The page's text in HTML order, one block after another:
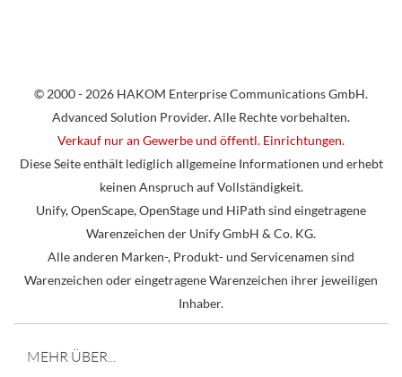
© 2000 - 2026 HAKOM Enterprise Communications GmbH.
Advanced Solution Provider. Alle Rechte vorbehalten.
Verkauf nur an Gewerbe und öffentl. Einrichtungen.
Diese Seite enthält lediglich allgemeine Informationen und erhebt
keinen Anspruch auf Vollständigkeit.
Unify, OpenScape, OpenStage und HiPath sind eingetragene
Warenzeichen der Unify GmbH & Co. KG.
Alle anderen Marken-, Produkt- und Servicenamen sind
Warenzeichen oder eingetragene Warenzeichen ihrer jeweiligen
Inhaber.
MEHR ÜBER...